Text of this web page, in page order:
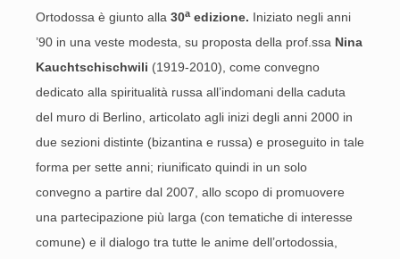
Ortodossa è giunto alla 30aedizione. Iniziato negli anni
’90 in una veste modesta, su proposta della prof.ssa Nina
Kauchtschischwili (1919-2010), come convegno
dedicato alla spiritualità russa all’indomani della caduta
del muro di Berlino, articolato agli inizi degli anni 2000 in
due sezioni distinte (bizantina e russa) e proseguito in tale
forma per sette anni; riunificato quindi in un solo
convegno a partire dal 2007, allo scopo di promuovere
una partecipazione più larga (con tematiche di interesse
comune) e il dialogo tra tutte le anime dell’ortodossia,